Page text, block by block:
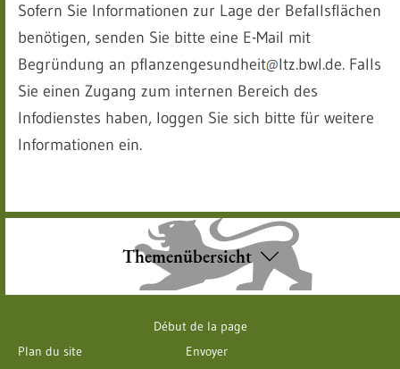
Sofern Sie Informationen zur Lage der Befallsflächen
benötigen, senden Sie bitte eine E-Mail mit
Begründung an pflanzengesundheit
ltz.bwl.de. Falls
Sie einen Zugang zum internen Bereich des
Infodienstes haben, loggen Sie sich bitte für weitere
Informationen ein.
Themenübersicht
Début de la page
Plan du site
Envoyer